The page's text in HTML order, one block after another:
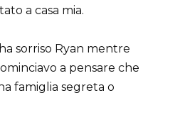
a casa mia.
sorriso Ryan mentre
a pensare che
famiglia segreta o